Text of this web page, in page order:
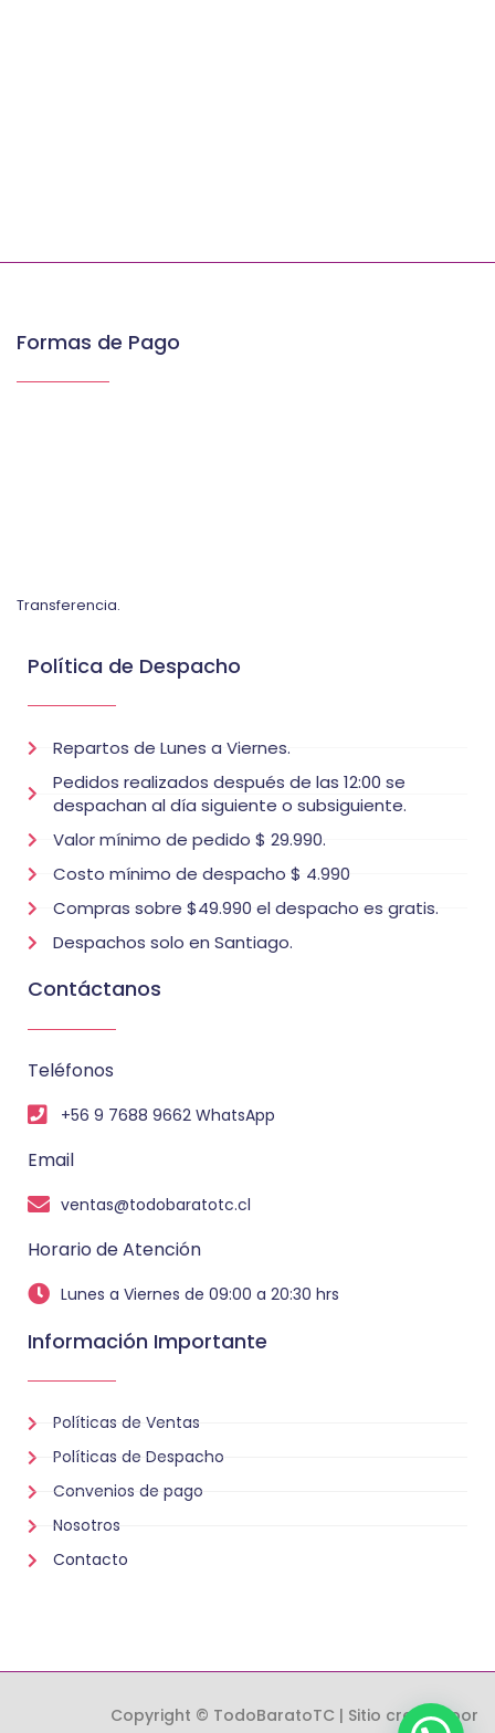
Formas de Pago
Transferencia.
Política de Despacho
Repartos de Lunes a Viernes.
Pedidos realizados después de las 12:00 se
despachan al día siguiente o subsiguiente.
Valor mínimo de pedido $ 29.990.
Costo mínimo de despacho $ 4.990
Compras sobre $49.990 el despacho es gratis.
Despachos solo en Santiago.
Contáctanos
Teléfonos
+56 9 7688 9662 WhatsApp
Email
ventas@todobaratotc.cl
Horario de Atención
Lunes a Viernes de 09:00 a 20:30 hrs
Información Importante
Políticas de Ventas
Políticas de Despacho
Convenios de pago
Nosotros
Contacto
Copyright © TodoBaratoTC | Sitio creado por